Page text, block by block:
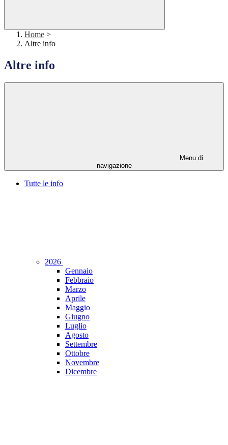
Home >
Altre info
Altre info
Menu di
navigazione
Tutte le info
2026
Gennaio
Febbraio
Marzo
Aprile
Maggio
Giugno
Luglio
Agosto
Settembre
Ottobre
Novembre
Dicembre